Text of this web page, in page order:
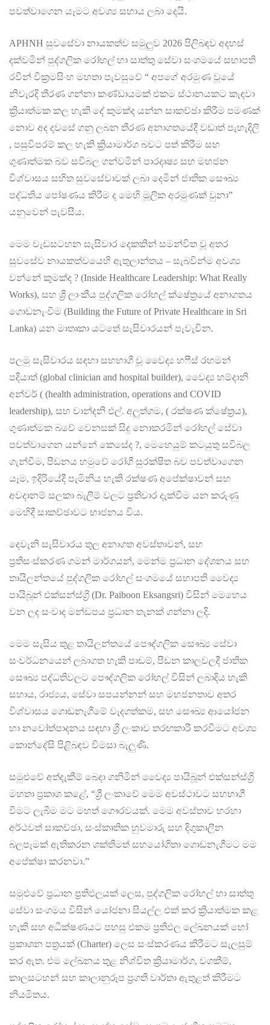
පවත්වාගෙන යෑමට අවශ්‍ය සහාය ලබා දෙයි.
APHNH සුවසේවා නායකත්ව සමුලුව 2026 පිලිබඳව අදහස්
දක්වමින් පුද්ගලික රෝහල් හා සාත්තු සේවා සංගමයේ සභාපති
රවීන් වික්‍රමසිංහ මහතා පැවසුවේ “ අපගේ අරමුණ වූයේ
නිවැරදි තීරණ ගන්නා කණ්ඩායමක් එකම ස්ථානයකට කැඳවා
ක්‍රියාත්මක කල හැකි දේ කුමක්ද යන්න සාකච්ඡා කිරීම පමණක්
නොව අද දවසේ ගනු ලබන තීරණ අනාගතයේදී වඩාත් පැහැදිලි
, පසුවිපරම් කල හැකි ක්‍රියාමාර්ග බවට පත් කිරීම සහ
ගුණාත්මක බව සවිබල ගන්වමින් පාරදෘෂ්‍ය සහ මහජන
විශ්වාසය සහිත සුවසේවාවක් ලබා දෙමින් ජාතික සෞඛ්‍ය
පද්ධතිය පෝෂණය කිරීම ද මෙහි මූලික අරමුණක් වුනා”
යනුවෙන් පැවසීය.
මෙම වැඩසටහන සැසිවාර දෙකකින් සමන්විත වූ අතර
සුවසේව නායකත්වයෙහි ඇතුලාන්තය – සැබවින්ම අවශ්‍ය
වන්නේ කුමක්ද ? (Inside Healthcare Leadership: What Really
Works), සහ ශ්‍රී ලාංකීය පුද්ගලික රෝහල් ක්ෂේත්‍රයේ අනාගතය
ගොඩනැංවීම (Building the Future of Private Healthcare in Sri
Lanka) යන මාතෘකා යටතේ සැසිවාරයන් පැවැවින.
පලමු සැසිවාරය සඳහා සහභාගී වූ වෛද්‍ය හෆීස් රහමන්
පදියාත් (global clinician and hospital builder), වෛද්‍ය හම්දානි
අන්වර් ( (health administration, operations and COVID
leadership), සහ චාන්දනි එල්. අලුත්ගම, ( රක්ෂණ ක්ෂේත්‍රය),
ගුණාත්මක බවේ වෙනසක් සිදු නොකරමින් රෝහල් සේවා
පවත්වාගෙන යන්නේ කෙසේද ?, මෙහෙයුම් කටයුතු සවිබල
ගැන්වීම, පීඩනය හමුවේ රෝගී සුරක්ෂිත බව පවත්වාගෙන
යෑම, ඉදිරියේදී පැමිනිය හැකි රක්ෂණ අපේක්ෂාවන් සහ
අවදානම් සලකා බැලීම් වලට ප්‍රතිචාර දැක්වීම යන කරුණු
මෙහිදී සාකච්ඡාවට භාජනය විය.
දෙවැනි සැසිවාරය තුල අනාගත අවස්තාවන්, සහ
ප්‍රතිසංස්කරණ ගමන් මාර්ගයන්, මෙන්ම ප්‍රධාන දේශනය සහ
තායිලන්තයේ පුද්ගලික රෝහල් සංගමයේ සභාපති වෛද්‍ය
පායිබූන් එක්සන්ස්ග්‍රි (Dr. Paiboon Eksangsri) විසින් මෙහෙය
වන ලද සංවාද මන්ඩපය ප්‍රධාන තැනක් ගන්නා ලදි.
මෙම සැසිය තුළ තායිලන්තයේ පෞද්ගලික සෞඛ්‍ය සේවා
සංවර්ධනයෙන් ලබාගත හැකි පාඩම්, පීඩන කාලවලදී ජාතික
සෞඛ්‍ය පද්ධතිවලට පෞද්ගලික රෝහල් විසින් ලබාදිය හැකි
සහාය, රාජ්‍යය, සේවා සපයන්නන් සහ මහජනතාව අතර
විශ්වාසය ගොඩනැගීමේ වැදගත්කම, සහ සෞඛ්‍ය ආයෝජන
හා නවෝත්පාදනය සඳහා ශ්‍රී ලංකාව තරඟකාරී කරවීමට අවශ්‍ය
කොන්දේසි පිළිබඳව විමසා බැලුණි.
සමුළුවේ අත්දැකීම් බෙදා ගනිමින් වෛද්‍ය පායිබූන් එක්සන්ස්ග්‍රි
මහතා ප්‍රකාශ කළේ, “ශ්‍රී ලංකාවේ මෙම අවස්ථාවට සහභාගී
වීමට ලැබීම මට මහත් ගෞරවයක්. මෙම අවස්තාව හරහා
අර්ථවත් සාකච්ඡා, සංස්කෘතික හුවමාරු සහ දිගුකාලීන
බලපෑමක් ඇතිකරන ශක්තිමත් සහයෝගිතා ගොඩනැගීමට මම
අපේක්ෂා කරනවා.”
සමුළුවේ ප්‍රධාන ප්‍රතිඵලයක් ලෙස, පුද්ගලික රෝහල් හා සාත්තු
සේවා සංගමය විසින් යෝජනා සියල්ල එක් කර ක්‍රියාත්මක කළ
හැකි සහ අධීක්ෂණයට පහසු එකම ප්‍රතිඵල ලේඛනයක් හෝ
ප්‍රකාශන පත්‍රයක් (Charter) ලෙස සංස්කරණය කිරීමට සැලසුම්
කර ඇත. එම ලේඛනය තුළ නිශ්චිත ක්‍රියාමාර්ග, වගකීම්,
කාලසටහන් සහ කාලානුරූප ප්‍රගති වාර්තා ඇතුළත් කිරීමට
නියමිතය.